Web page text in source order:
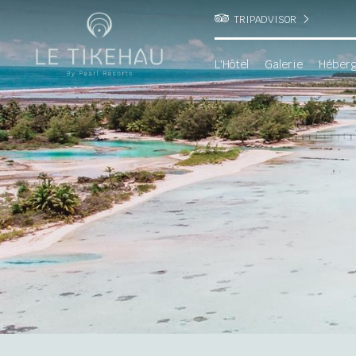
TRIPADVISOR
L'Hôtel Galerie